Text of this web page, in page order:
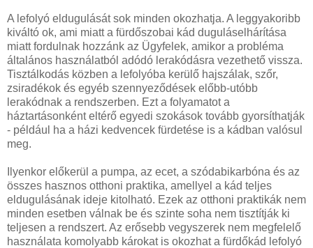
A lefolyó eldugulását sok minden okozhatja. A leggyakoribb
kiváltó ok, ami miatt a fürdőszobai kád duguláselhárítása
miatt fordulnak hozzánk az Ügyfelek, amikor a probléma
általános használatból adódó lerakódásra vezethető vissza.
Tisztálkodás közben a lefolyóba kerülő hajszálak, szőr,
zsiradékok és egyéb szennyeződések előbb-utóbb
lerakódnak a rendszerben. Ezt a folyamatot a
háztartásonként eltérő egyedi szokások tovább gyorsíthatják
- például ha a házi kedvencek fürdetése is a kádban valósul
meg.
Ilyenkor előkerül a pumpa, az ecet, a szódabikarbóna és az
összes hasznos otthoni praktika, amellyel a kád teljes
eldugulásának ideje kitolható. Ezek az otthoni praktikák nem
minden esetben válnak be és szinte soha nem tisztítják ki
teljesen a rendszert. Az erősebb vegyszerek nem megfelelő
használata komolyabb károkat is okozhat a fürdőkád lefolyó